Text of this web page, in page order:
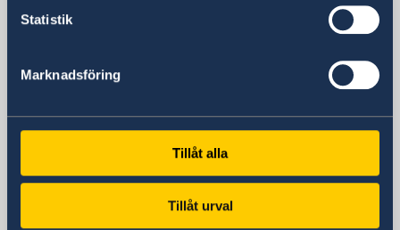
Statistik
Marknadsföring
Tillåt alla
Tillåt urval
Social media
Ambassaden i Peking
Om oss
Lediga tjänster